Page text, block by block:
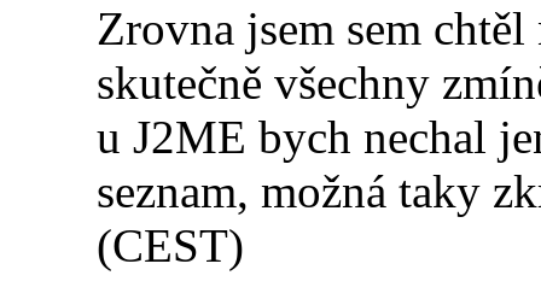
Zrovna jsem sem
skutečně všechny
u J2ME bych nechal
seznam, možná taky
(CEST)